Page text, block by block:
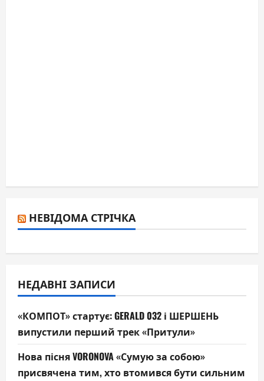
НЕВІДОМА СТРІЧКА
НЕДАВНІ ЗАПИСИ
«КОМПОТ» стартує: GERALD 032 і ШЕРШЕНЬ
випустили перший трек «Притули»
Нова пісня VORONOVA «Сумую за собою»
присвячена тим, хто втомився бути сильним